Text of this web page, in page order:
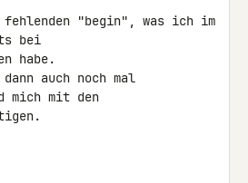
"begin", was ich im
bei
habe.
auch noch mal
mich mit den